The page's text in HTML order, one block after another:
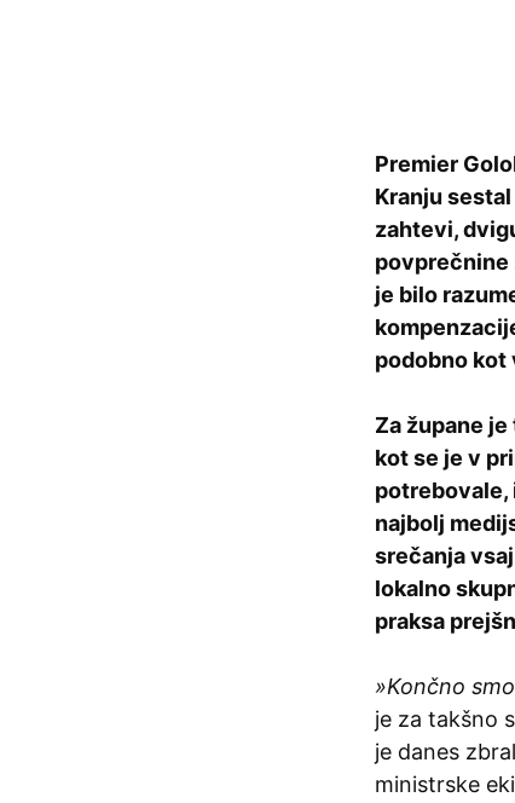
Premier
Kranju
zahtevi,
povprečnine
je bilo
podobno kot
Za župane
kot se je v
potrebovale,
najbolj
srečanja
lokalno
praksa
»Končno
je za takšno
je danes
ministrske